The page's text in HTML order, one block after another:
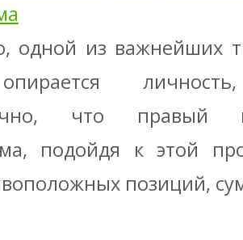
одной из важнейших
что
подойдя к этой
позиций,